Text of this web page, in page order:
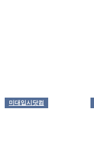
미대입시닷컴